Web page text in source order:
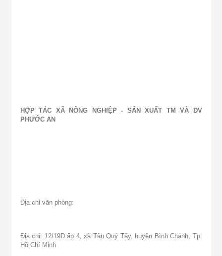
HỢP TÁC XÃ NÔNG NGHIỆP - SẢN XUẤT TM VÀ DV
PHƯỚC AN
Địa chỉ văn phòng:
Địa chỉ: 12/19D ấp 4, xã Tân Quý Tây, huyện Bình Chánh, Tp.
Hồ Chí Minh